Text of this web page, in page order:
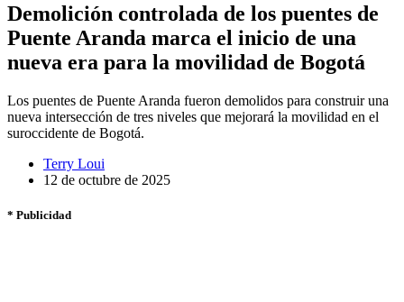
Demolición controlada de los puentes de
Puente Aranda marca el inicio de una
nueva era para la movilidad de Bogotá
Los puentes de Puente Aranda fueron demolidos para construir una
nueva intersección de tres niveles que mejorará la movilidad en el
suroccidente de Bogotá.
Terry Loui
12 de octubre de 2025
* Publicidad